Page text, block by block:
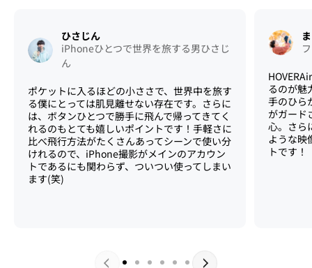
ひさじん
iPhoneひとつで世界を旅する男ひさじ
ん
ポケットに入るほどの小ささで、世界中を旅す
る僕にとっては肌見離せない存在です。さらに
は、ボタンひとつで勝手に飛んで帰ってきてく
れるのもとても嬉しいポイントです！手軽さに
比べ飛行方法がたくさんあってシーンで使い分
けれるので、iPhone撮影がメインのアカウン
トであるにも関わらず、ついつい使ってしまい
ます(笑)
るのが魅
手のひら
がガード
心。さら
ような映
トです！